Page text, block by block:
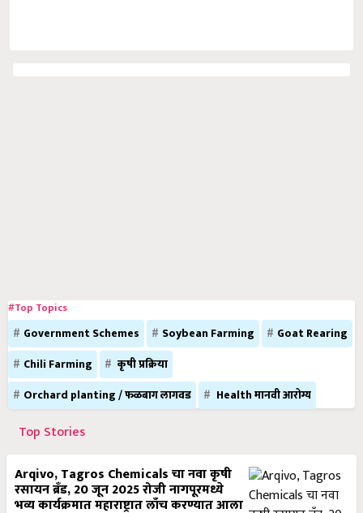
#Top Topics
Government Schemes Soybean Farming
Goat Rearing
Chili Farming
कृषी प्रक्रिया
Orchard planting / फळबाग लागवड
Health मानवी आरोग्य
Top Stories
Arqivo, Tagros Chemicals चा नवा कृषी
रसायन ब्रँड, 20 जून 2025 रोजी नागपूरमध्ये
भव्य कार्यक्रमात महाराष्ट्रात लाँच करण्यात आला